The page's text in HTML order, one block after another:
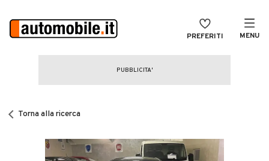
PREFERITI MENU
CERCA
Auto Nuove
Torna alla ricerca